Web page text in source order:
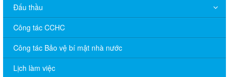
Đấu thầu
Công tác CCHC
Công tác Bảo vệ bí mật nhà nước
Lịch làm việc